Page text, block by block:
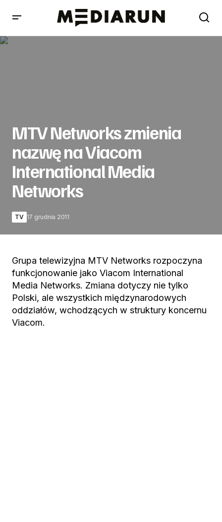
MTV Networks zmienia
nazwę na Viacom
International Media
Networks
TV 17 grudnia 2011
Grupa telewizyjna MTV Networks rozpoczyna
funkcjonowanie jako Viacom International
Media Networks. Zmiana dotyczy nie tylko
Polski, ale wszystkich międzynarodowych
oddziałów, wchodzących w struktury koncernu
Viacom.